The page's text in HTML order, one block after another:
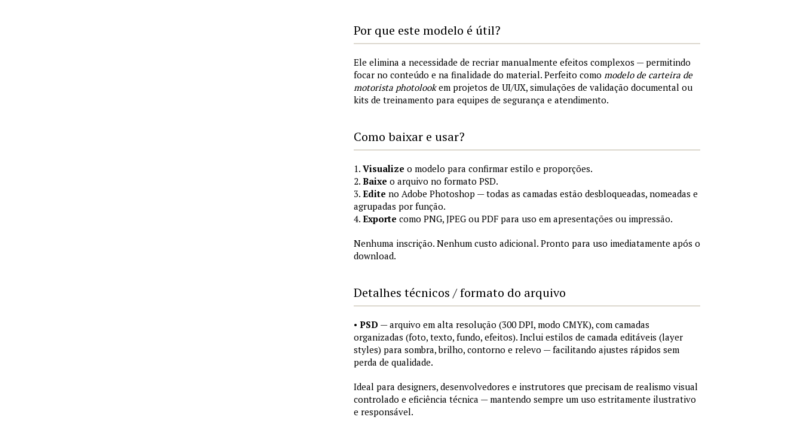
Por que este modelo é útil?
Ele elimina a necessidade de recriar manualmente efeitos complexos — permitindo
focar no conteúdo e na finalidade do material. Perfeito como modelo de carteira de
motorista photolookem projetos de UI/UX, simulações de validação documental ou
kits de treinamento para equipes de segurança e atendimento.
Como baixar e usar?
1. Visualize o modelo para confirmar estilo e proporções.
2. Baixe o arquivo no formato PSD.
3. Edite no Adobe Photoshop — todas as camadas estão desbloqueadas, nomeadas e
agrupadas por função.
4. Exporte como PNG, JPEG ou PDF para uso em apresentações ou impressão.
Nenhuma inscrição. Nenhum custo adicional. Pronto para uso imediatamente após o
download.
Detalhes técnicos / formato do arquivo
• PSD — arquivo em alta resolução (300 DPI, modo CMYK), com camadas
organizadas (foto, texto, fundo, efeitos). Inclui estilos de camada editáveis (layer
styles) para sombra, brilho, contorno e relevo — facilitando ajustes rápidos sem
perda de qualidade.
Ideal para designers, desenvolvedores e instrutores que precisam de realismo visual
controlado e eficiência técnica — mantendo sempre um uso estritamente ilustrativo
e responsável.